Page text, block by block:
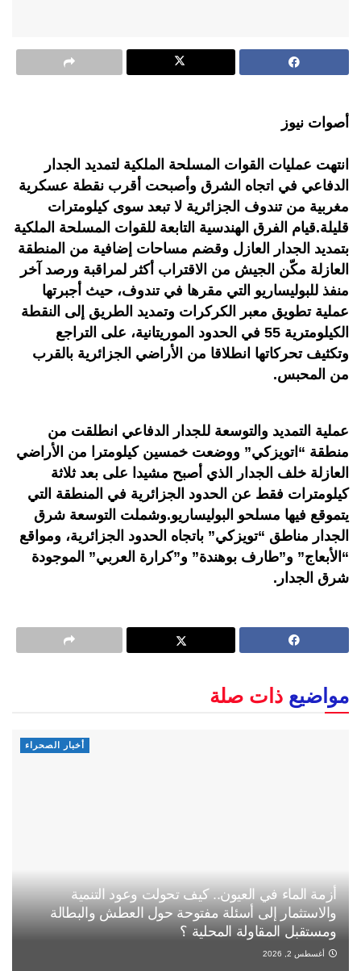
أصوات نيوز
انتهت عمليات القوات المسلحة الملكية لتمديد الجدار
الدفاعي في اتجاه الشرق وأصبحت أقرب نقطة عسكرية
مغربية من تندوف الجزائرية لا تبعد سوى كيلومترات
قليلة.قيام الفرق الهندسية التابعة للقوات المسلحة الملكية
بتمديد الجدار العازل وقضم مساحات إضافية من المنطقة
العازلة مكّن الجيش من الاقتراب أكثر لمراقبة ورصد آخر
منفذ للبوليساريو التي مقرها في تندوف، حيث أجبرتها
عملية تطويق معبر الكركرات وتمديد الطريق إلى النقطة
الكيلومترية 55 في الحدود الموريتانية، على التراجع
وتكثيف تحركاتها انطلاقا من الأراضي الجزائرية بالقرب
من المحبس.
عملية التمديد والتوسعة للجدار الدفاعي انطلقت من
منطقة “اتويزكي” ووضعت خمسين كيلومترا من الأراضي
العازلة خلف الجدار الذي أصبح مشيدا على بعد ثلاثة
كيلومترات فقط عن الحدود الجزائرية في المنطقة التي
يتموقع فيها مسلحو البوليساريو.وشملت التوسعة شرق
الجدار مناطق “تويزكي” باتجاه الحدود الجزائرية، ومواقع
“الأبعاج” و”طارف بوهندة” و”كرارة العربي” الموجودة
شرق الجدار.
مواضيع ذات صلة
أخبار الصحراء
أزمة الماء في العيون.. كيف تحولت وعود التنمية
والاستثمار إلى أسئلة مفتوحة حول العطش والبطالة
ومستقبل المقاولة المحلية ؟
أغسطس 2, 2026